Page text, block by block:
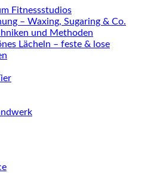
Fitnessstudios
– Waxing, Sugaring & Co.
und Methoden
Lächeln – feste & lose